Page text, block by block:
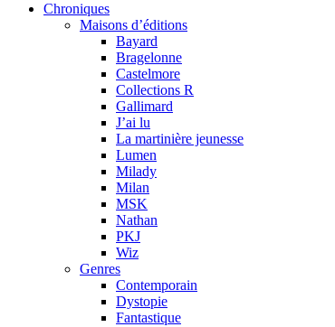
Chroniques
Maisons d’éditions
Bayard
Bragelonne
Castelmore
Collections R
Gallimard
J’ai lu
La martinière jeunesse
Lumen
Milady
Milan
MSK
Nathan
PKJ
Wiz
Genres
Contemporain
Dystopie
Fantastique